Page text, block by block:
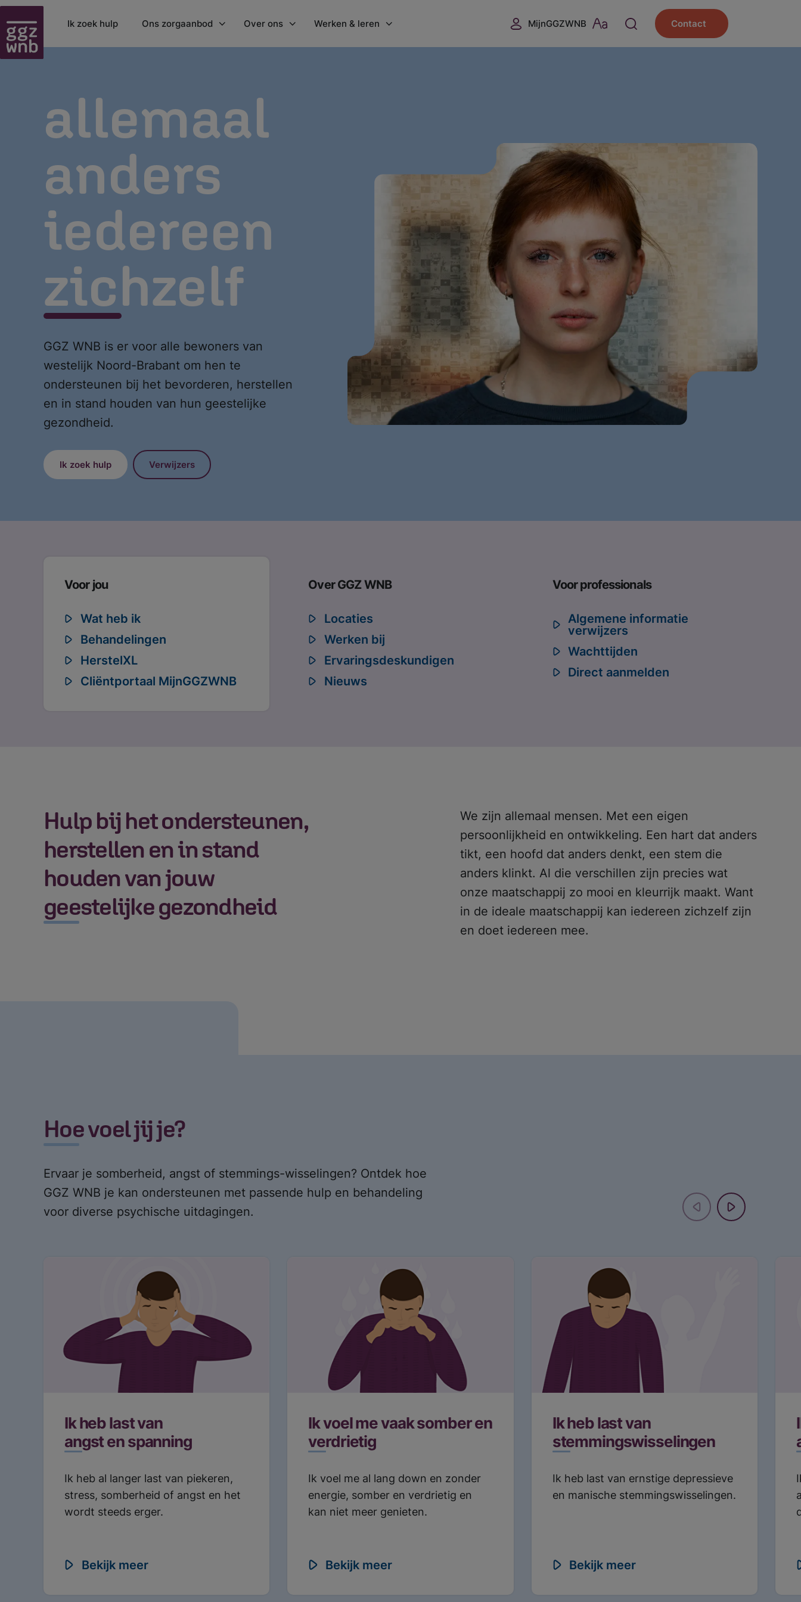
Ik zoek hulp Ons zorgaanbod
HerstelXL - zelfhulp
Jeugdpreventie
vertrouwenspersoon
Kosten GGZ
Wachttijden
Wet verplichte GGZ
Over ons
Onze locaties
Folders
Werken & leren
Vrijwilligerswerk
MijnGGZWNB Contact
Meest gezocht: Ik zoek hulp
allemaal
anders
iedereen
zichzelf
GGZ WNB is er voor alle bewoners van
westelijk Noord-Brabant om hen te
ondersteunen bij het bevorderen, herstellen
en in stand houden van hun geestelijke
gezondheid.
Ik zoek hulp Verwijzers
Voor jou
Wat heb ik
Behandelingen
HerstelXL
Cliëntportaal MijnGGZWNB
Over GGZ WNB
Locaties
Werken bij
Ervaringsdeskundigen
Nieuws
Voor professionals
Algemene informatie
verwijzers
Wachttijden
Direct aanmelden
Hulp bij het ondersteunen,
herstellen en in stand
houden van jouw
geestelijke gezondheid
We zijn allemaal mensen. Met een eigen
persoonlijkheid en ontwikkeling. Een hart dat anders
tikt, een hoofd dat anders denkt, een stem die
anders klinkt. Al die verschillen zijn precies wat
onze maatschappij zo mooi en kleurrijk maakt. Want
in de ideale maatschappij kan iedereen zichzelf zijn
en doet iedereen mee.
Hoe voel jij je?
Ervaar je somberheid, angst of stemmings-wisselingen? Ontdek hoe
GGZ WNB je kan ondersteunen met passende hulp en behandeling
voor diverse psychische uitdagingen.
Ik heb last van
angst en spanning
Ik heb al langer last van piekeren,
stress, somberheid of angst en het
wordt steeds erger.
Bekijk meer
Ik voel me vaak somber en
verdrietig
Ik voel me al lang down en zonder
energie, somber en verdrietig en
kan niet meer genieten.
Bekijk meer
Ik heb last van
stemmingswisselingen
Ik heb last van ernstige depressieve
en manische stemmingswisselingen.
Bekijk meer